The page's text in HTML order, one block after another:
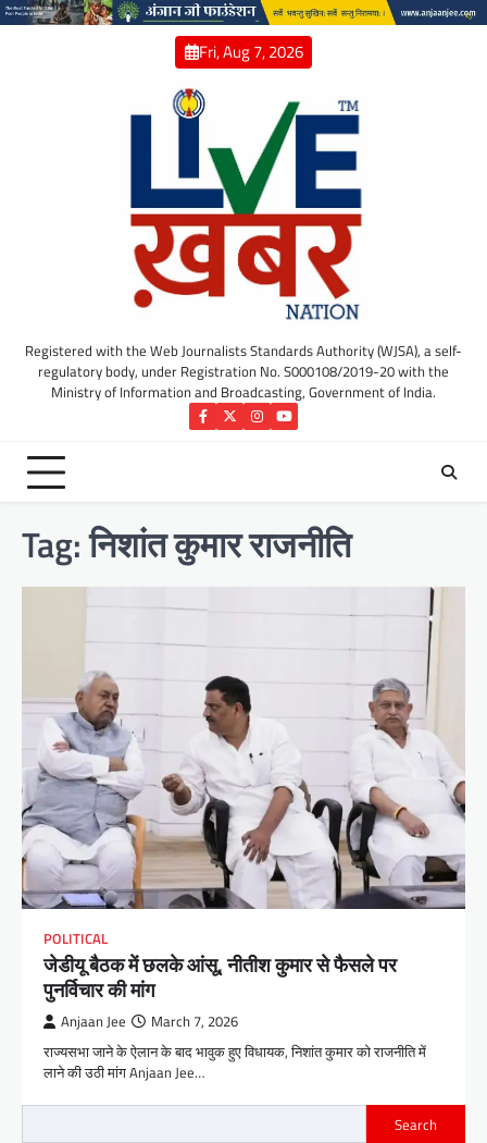
Skip
Fri, Aug 7, 2026
Registered with the Web Journalists Standards Authority (WJSA), a self-
regulatory body, under Registration No. S000108/2019-20 with the
Ministry of Information and Broadcasting, Government of India.
Facebook
TwitterInstagram
YouTube
Tag:निशांत कुमार राजनीति
POLITICAL
जेडीयू बैठक में छलके आंसू, नीतीश कुमार से फैसले पर
पुनर्विचार की मांग
Anjaan Jee March 7, 2026
राज्यसभा जाने के ऐलान के बाद भावुक हुए विधायक, निशांत कुमार को राजनीति में
लाने की उठी मांग Anjaan Jee…
Search